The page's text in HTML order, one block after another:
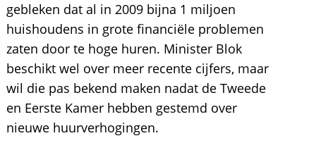
gebleken dat al in 2009 bijna 1 miljoen
huishoudens in grote financiële problemen
zaten door te hoge huren. Minister Blok
beschikt wel over meer recente cijfers, maar
wil die pas bekend maken nadat de Tweede
en Eerste Kamer hebben gestemd over
nieuwe huurverhogingen.